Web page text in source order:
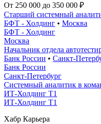
От 250 000 до 350 000 ₽
Старший системный
БФТ - Холдинг • Москва
БФТ - Холдинг
Москва
Начальник отдела
Банк России • Санкт-
Банк России
Санкт-Петербург
Системный аналитик в
ИТ-Холдинг Т1
ИТ-Холдинг Т1
Хабр Карьера